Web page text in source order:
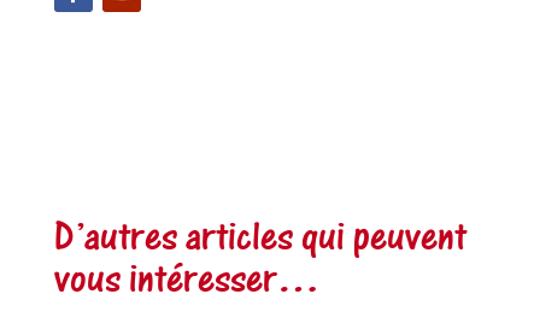
D’autres articles qui peuvent
vous intéresser…